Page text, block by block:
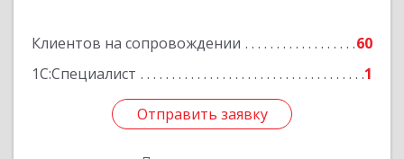
Клиентов на сопровождении
60
1С:Специалист
1
Отправить заявку
Отправить заявку